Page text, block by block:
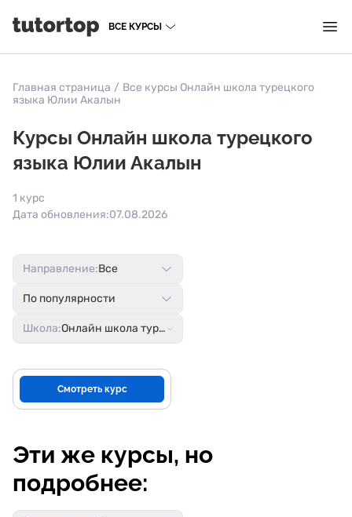
ВСЕ КУРСЫ
Главная страница / Все курсы Онлайн школа турецкого
языка Юлии Акалын
Курсы Онлайн школа турецкого
языка Юлии Акалын
1 курс
Дата обновления:07.08.2026
Школа:Онлайн школа турецкого языка Юлии Акалын
По популярности
Направление:Все
Смотреть курс
Эти же курсы, но
подробнее: